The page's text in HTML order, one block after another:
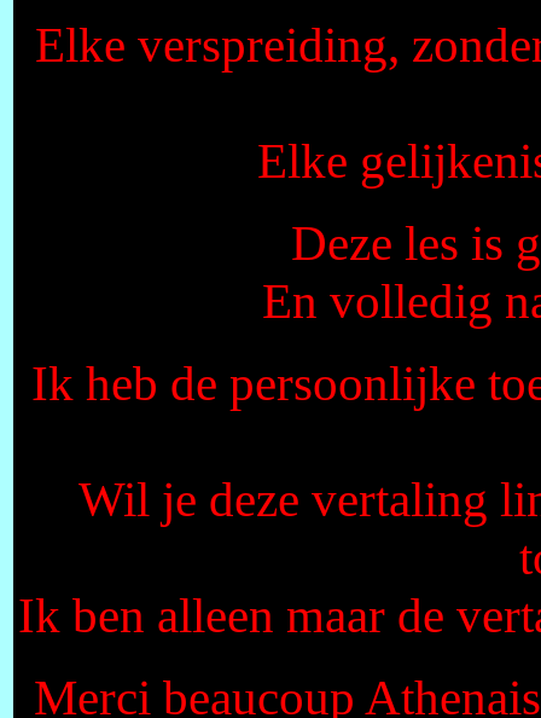
Elke verspreiding,
Elke
Deze les is
En volledig
Ik heb de persoonlijke
Wil je deze vertaling
Ik ben alleen maar de
Merci beaucoup